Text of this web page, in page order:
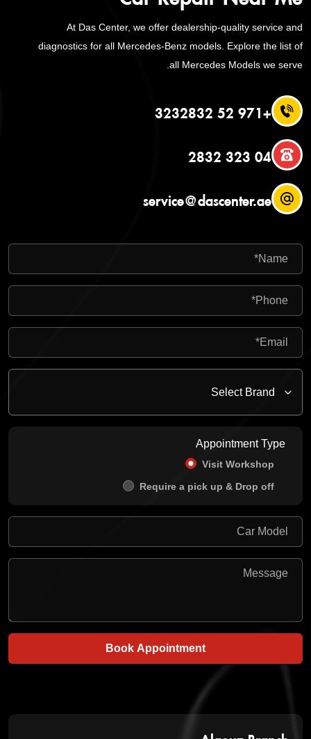
At Das Center, we offer dealership-quality service and
diagnostics for all Mercedes-Benz models. Explore the list of
all Mercedes Models we serve.
+971 52 3232832
04 323 2832
service@dascenter.ae
Appointment Type
Visit Workshop
Require a pick up & Drop off
Book Appointment